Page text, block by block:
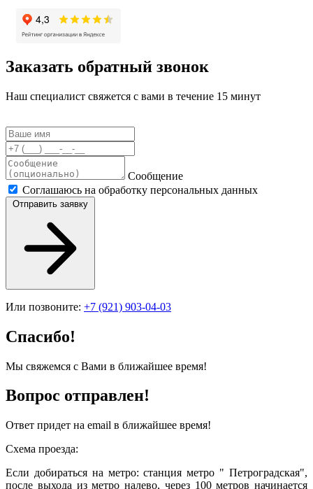
Заказать обратный звонок
Наш специалист свяжется с вами в течение 15 минут
Сообщение
Соглашаюсь на обработку персональных данных
Отправить заявку
Или позвоните: +7 (921) 903-04-03
Спасибо!
Мы свяжемся с Вами в ближайшее время!
Вопрос отправлен!
Ответ придет на email в ближайшее время!
Схема проезда:
Если добираться на метро: станция метро " Петроградская",
после выхода из метро налево, через 100 метров начинается